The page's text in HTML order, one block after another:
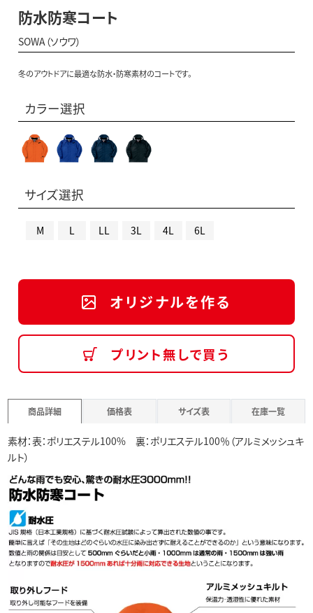
防水防寒コート
SOWA（ソウワ）
冬のアウトドアに最適な防水・防寒素材のコートです。
カラー選択
サイズ選択
M L LL 3L 4L 6L
オリジナルを作る
プリント無しで買う
商品詳細 価格表 サイズ表 在庫一覧
素材：表：ポリエステル100% 裏：ポリエステル100％（アルミメッシュキ
ルト）